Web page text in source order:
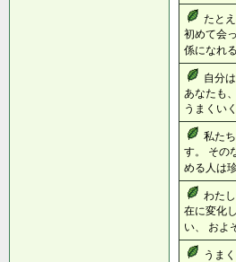
たと
初めて会
係になれ
自分
あなたも
うまくい
私た
す。 その
める人は
わた
在に変化
い、 およ
うま